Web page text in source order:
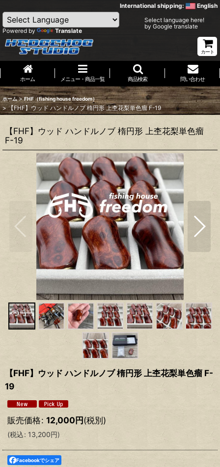
International shipping: English
Powered by Translate
Select language here!
by Google translate
カート
ホーム メニュー・商品一覧 商品検索 問い合わせ
ホーム > FHF（fishing house freedom）
> 【FHF】ウッド ハンドルノブ 楕円形 上杢花梨単色瘤 F-19
【FHF】ウッド ハンドルノブ 楕円形 上杢花梨単色瘤
F-19
【FHF】ウッド ハンドルノブ 楕円形 上杢花梨単色瘤 F-
19
販売価格: 12,000円(税別)
(税込: 13,200円)
Facebookでシェア